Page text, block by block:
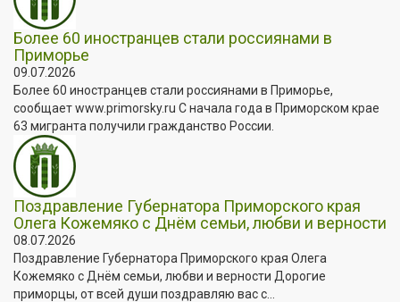
Более 60 иностранцев стали россиянами в
Приморье
09.07.2026
Более 60 иностранцев стали россиянами в Приморье,
сообщает www.primorsky.ru С начала года в Приморском крае
63 мигранта получили гражданство России.
Поздравление Губернатора Приморского края
Олега Кожемяко с Днём семьи, любви и верности
08.07.2026
Поздравление Губернатора Приморского края Олега
Кожемяко с Днём семьи, любви и верности Дорогие
приморцы, от всей души поздравляю вас с...